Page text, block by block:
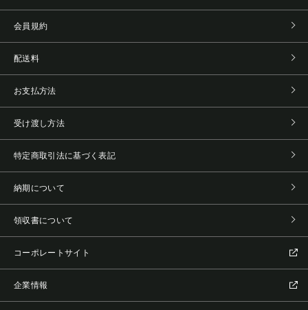
会員規約
配送料
お支払方法
受け渡し方法
特定商取引法に基づく表記
納期について
領収書について
コーポレートサイト
企業情報